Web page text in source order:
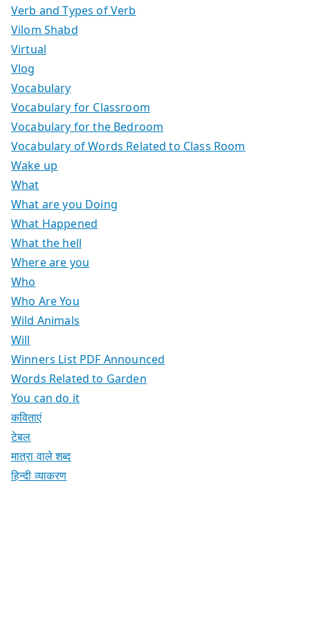
Verb and Types of Verb
Vilom Shabd
Virtual
Vlog
Vocabulary
Vocabulary for Classroom
Vocabulary for the Bedroom
Vocabulary of Words Related to Class Room
Wake up
What
What are you Doing
What Happened
What the hell
Where are you
Who
Who Are You
Wild Animals
Will
Winners List PDF Announced
Words Related to Garden
You can do it
कविताएं
टेबल
मात्रा वाले शब्द
हिन्दी व्याकरण